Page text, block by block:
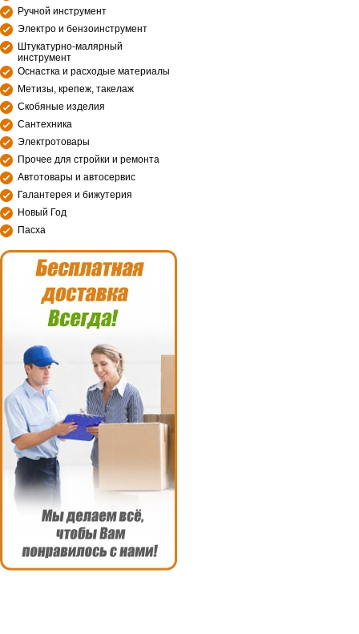
Ручной инструмент
Электро и бензоинструмент
Штукатурно-малярный
инструмент
Оснастка и расходые материалы
Метизы, крепеж, такелаж
Скобяные изделия
Сантехника
Электротовары
Прочее для стройки и ремонта
Автотовары и автосервис
Галантерея и бижутерия
Новый Год
Пасха